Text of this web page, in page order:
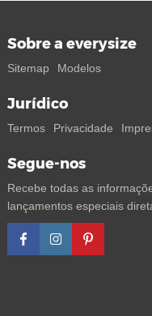
Sobre a everysize
Sitemap Modelos
Jurídico
Termos Privacidade
Segue-nos
Recebe todas as
lançamentos especiais